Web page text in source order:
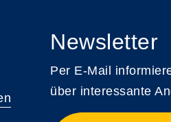
Newsletter
Per E-Mail
über interessante